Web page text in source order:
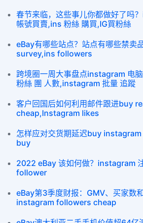
春节来临，这些事儿你都做好了吗
帳號買賣,ins 粉絲 購買,IG買粉絲
eBay有哪些站点？站点有哪些禁卖
survey,ins followers
跨境圈一周大事盘点instagram 电
粉絲 團 人數,instagram 批量 追蹤
客户回国后如何利用邮件跟进buy
cheap,Instagram likes
怎样应对交货期延迟buy
buy
2022 eBay 该如何做？instagram
follower
eBay第3季度财报：GMV、买家数
instagram followers cheap